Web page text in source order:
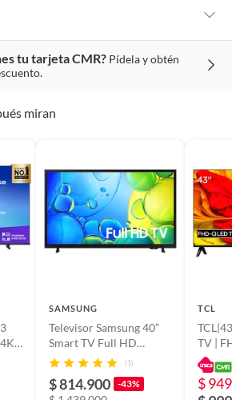
Nuevo
Sí
LED
900017447
tu tarjeta CMR? Pídela y obtén
miran
|
SAMSUNG
Televisor Samsung 40”
Smart TV Full HD
UN40F6000FKXZL
(1)
$ 814.900 -43%
TCL
TV |
$